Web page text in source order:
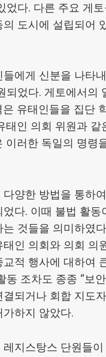
었다. 다른 주요 게
도시에 설립되어
에게 신분을 나타
되었다. 게토에서
유태인들을 집단
태인 의회 위원과
이러한 독일의 명령
양한 방법을 통하
다. 이때 불법 활
것들을 의미하였
인 의회와 의회 의
적 행사에 대하여
동 조차도 종종 “보
되거나 회합 지도
하지 않았다.
지스탕스 단원들